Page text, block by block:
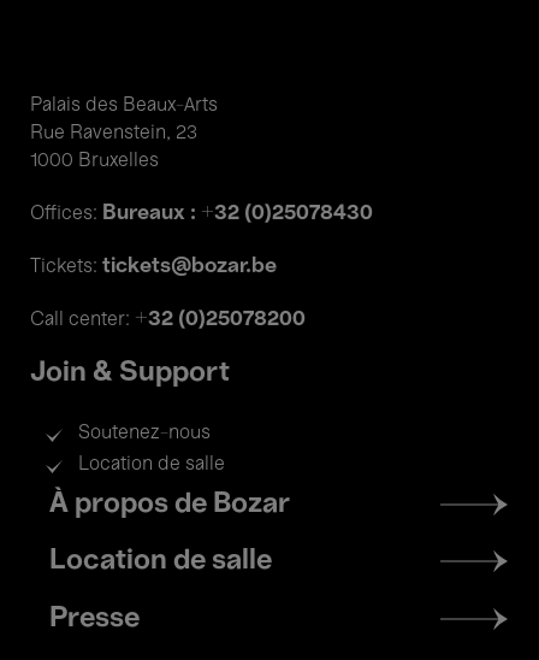
Palais des Beaux-Arts
Rue Ravenstein, 23
1000 Bruxelles
Offices: Bureaux : +32 (0)25078430
Tickets: tickets@bozar.be
Call center: +32 (0)25078200
Join & Support
Soutenez-nous
Location de salle
Footer
menu
À propos de Bozar
Location de salle
Presse